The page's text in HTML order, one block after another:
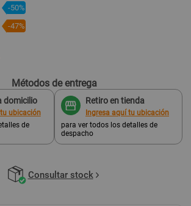
-50%
-47%
Pago mensual s/ 849
Métodos de entrega
domicilio
ubicación
de
Retiro en tienda
Ingresa aquí tu ubicación
para ver todos los detalles de
despacho
Consultar stock